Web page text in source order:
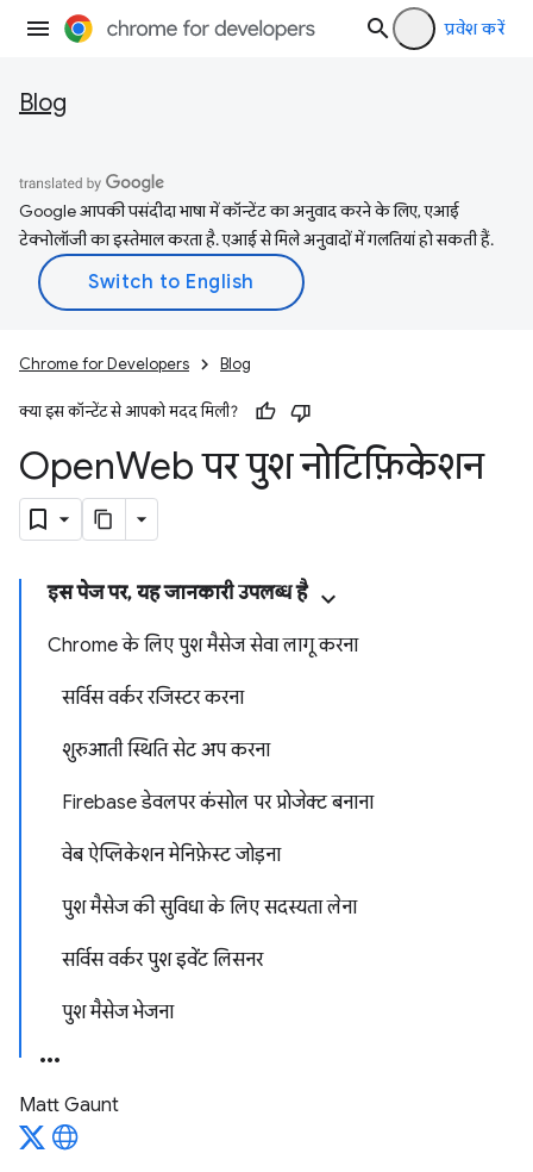
प्रवेश करें
Blog
Google आपकी पसंदीदा भाषा में कॉन्टेंट का अनुवाद करने के लिए, एआई
टेक्नोलॉजी का इस्तेमाल करता है. एआई से मिले अनुवादों में गलतियां हो सकती हैं.
Chrome for Developers Blog
क्या इस कॉन्टेंट से आपको मदद मिली?
OpenWeb पर पुश नोटिफ़िकेशन
इस पेज पर, यह जानकारी उपलब्ध है
Chrome के लिए पुश मैसेज सेवा लागू करना
सर्विस वर्कर रजिस्टर करना
शुरुआती स्थिति सेट अप करना
Firebase डेवलपर कंसोल पर प्रोजेक्ट बनाना
वेब ऐप्लिकेशन मेनिफ़ेस्ट जोड़ना
पुश मैसेज की सुविधा के लिए सदस्यता लेना
सर्विस वर्कर पुश इवेंट लिसनर
पुश मैसेज भेजना
Matt Gaunt